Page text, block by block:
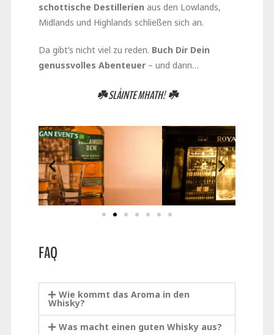
schottische Destillerien aus den Lowlands,
Midlands und Highlands schließen sich an.
Da gibt’s nicht viel zu reden. Buch Dir Dein
genussvolles Abenteuer– und dann…
☘️ SLÀINTE MHATH! ☘️
FAQ
Wie kommt das Aroma in den
Whisky?
Was macht einen guten Whisky aus?